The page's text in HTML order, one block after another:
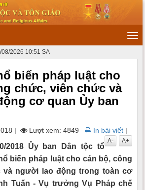
2026 10:51 SA
biến pháp luật cho
chức, viên chức và
cơ quan Ủy ban
| Lượt xem: 4849 In bài viết |
A+
A-
2018 Ủy ban Dân tộc tổ
biến pháp luật cho cán bộ, công
và người lao động trong toàn cơ
Tuấn - Vụ trưởng Vụ Pháp chế